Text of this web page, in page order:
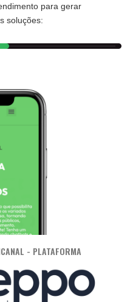
para gerar
soluções:
- PLATAFORMA